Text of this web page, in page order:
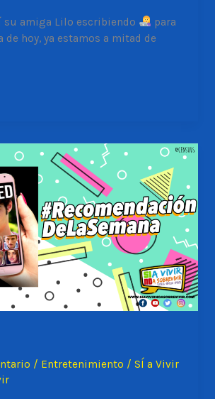
su amiga Lilo escribiendo
para
de hoy, ya estamos a mitad de
/ Entretenimiento /SÍ a Vivir